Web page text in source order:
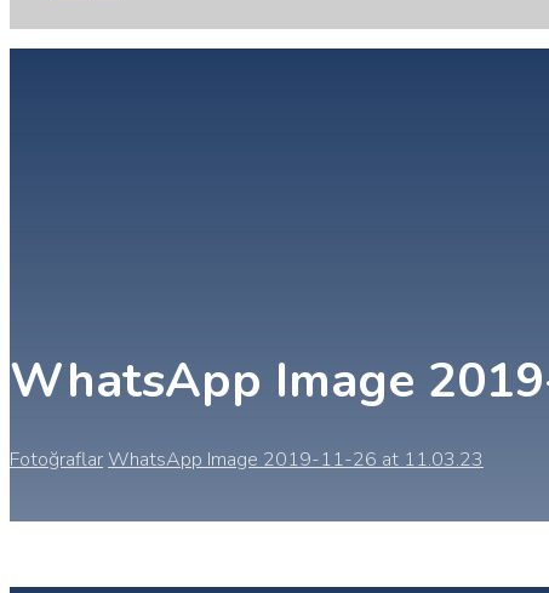
WhatsApp Image
FotoğraflarWhatsApp Image 2019-11-26 at 11.03.23